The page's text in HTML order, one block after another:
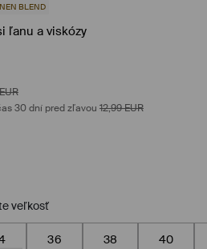
BLEND
ľanu a viskózy
EUR
30 dní pred zľavou 12,99EUR
veľkosť
36 38 40